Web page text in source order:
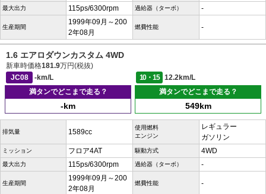
最大出力 115ps/6300rpm 過給器（ターボ） -
生産期間
1999年09月～200
2年08月
燃費性能 -
1.6 エアロダウンカスタム 4WD
新車時価格181.9万円(税抜)
JC08
-km/L 10・15
12.2km/L
満タンでどこまで走る？
-km
満タンでどこまで走る？
549km
排気量 1589cc
使用燃料
エンジン
レギュラー
ガソリン
ミッション フロア4AT 駆動方式 4WD
最大出力 115ps/6300rpm 過給器（ターボ） -
生産期間
1999年09月～200
2年08月
燃費性能 -